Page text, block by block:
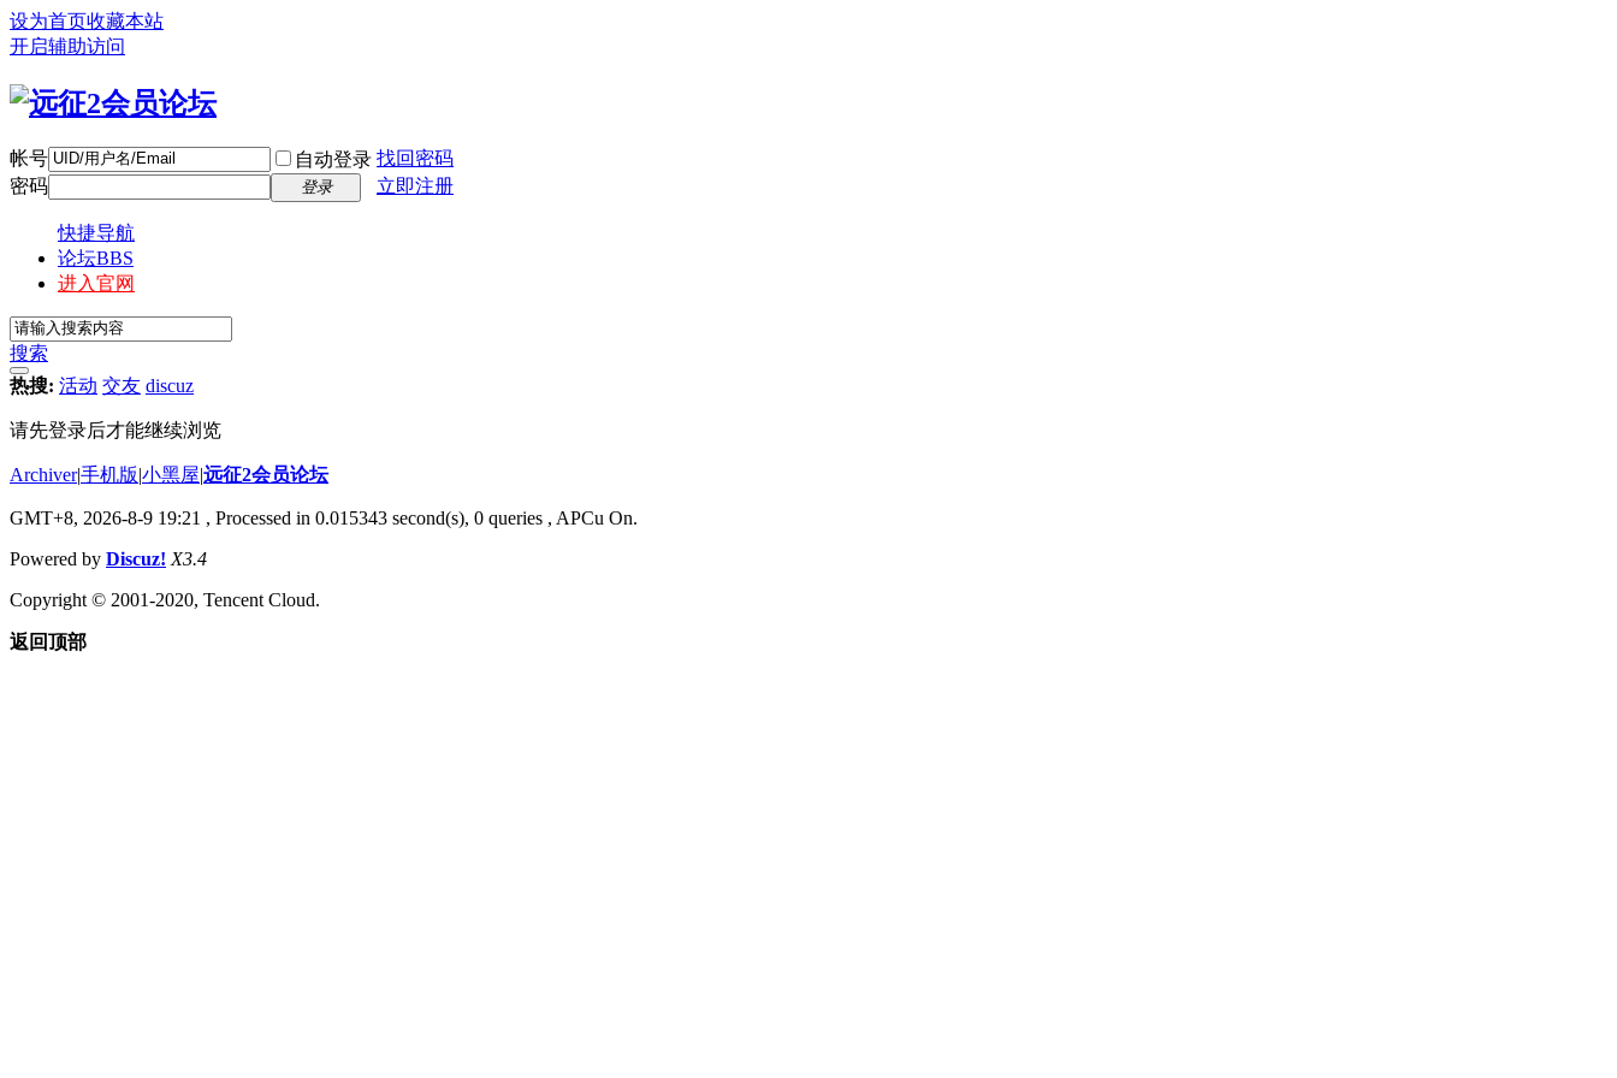
设为首页收藏本站
开启辅助访问
帐号 自动登录 找回密码
密码
登录 立即注册
快捷导航
论坛BBS
进入官网
搜索
热搜: 活动 交友 discuz
请先登录后才能继续浏览
Archiver|手机版|小黑屋|远征2会员论坛
GMT+8, 2026-8-9 19:21 , Processed in 0.015343 second(s), 0 queries , APCu On.
Powered by Discuz! X3.4
Copyright © 2001-2020, Tencent Cloud.
返回顶部